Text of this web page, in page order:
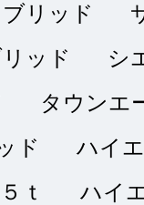
きれいでし
フさ
リッド
ッド
シ
タウンエ
ド
ハイ
ｔ
ハイ